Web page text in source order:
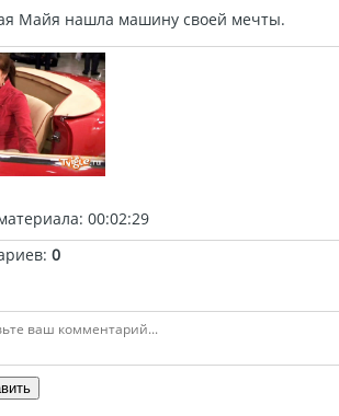
Майя нашла машину своей мечты.
: 00:02:29
: 0